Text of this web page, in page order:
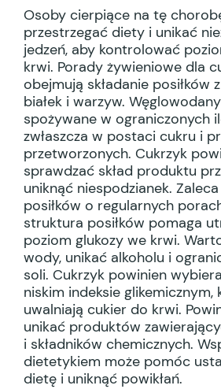
Osoby cierpiące na tę
przestrzegać diety i unikać
jedzeń, aby kontrolować
krwi. Porady żywieniowe dla
obejmują składanie posiłków
białek i warzyw.
spożywane w ograniczonych
zwłaszcza w postaci cukru i
przetworzonych. Cukrzyk
sprawdzać skład produktu
uniknąć niespodzianek.
posiłków o regularnych
struktura posiłków pomaga
poziom glukozy we krwi.
wody, unikać alkoholu i
soli. Cukrzyk powinien
niskim indeksie
uwalniają cukier do krwi.
unikać produktów
i składników chemicznych.
dietetykiem może pomóc
dietę i uniknąć powikłań.